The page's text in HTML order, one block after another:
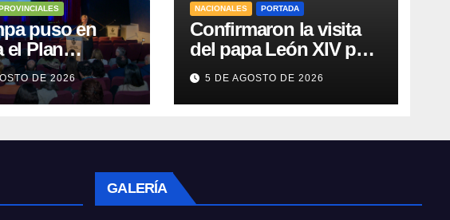
puso en
el Plan
de
en Salud
DE 2026
NACIONALES PORTADA
Confirmaron la visita
del papa León XIV para
noviembre a la
Argentina
5 DE AGOSTO DE 2026
GALERÍA